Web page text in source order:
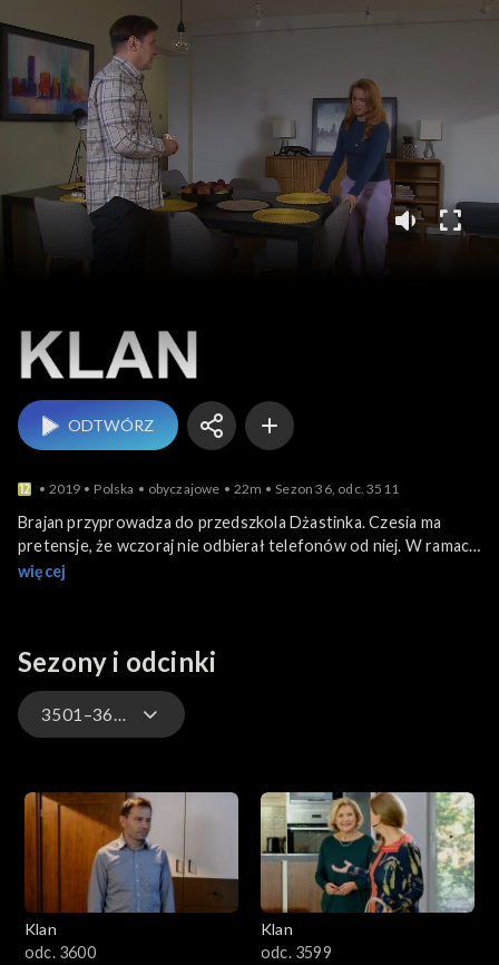
Klan
ODTWÓRZ
2019 Polska obyczajowe 22m Sezon 36, odc. 3511
Brajan przyprowadza do przedszkola Dżastinka. Czesia ma
pretensje, że wczoraj nie odbierał telefonów od niej. W ramach
pocieszania przytula go, sytuację widzi Marek i szybko
więcej
Sezony i odcinki
3501–3600
4601–4700
4501–4600
4401–4500
Klan
odc. 3600
Klan
odc. 3599